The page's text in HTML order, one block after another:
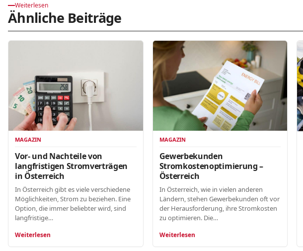
Weiterlesen
Ähnliche Beiträge
MAGAZIN
Vor- und Nachteile von
langfristigen Stromverträgen
in Österreich
In Österreich gibt es viele verschiedene
Möglichkeiten, Strom zu beziehen. Eine
Option, die immer beliebter wird, sind
langfristige…
Weiterlesen
MAGAZIN
Gewerbekunden
Stromkostenoptimierung –
Österreich
In Österreich, wie in vielen anderen
Ländern, stehen Gewerbekunden oft vor
der Herausforderung, ihre Stromkosten
zu optimieren. Die…
Weiterlesen